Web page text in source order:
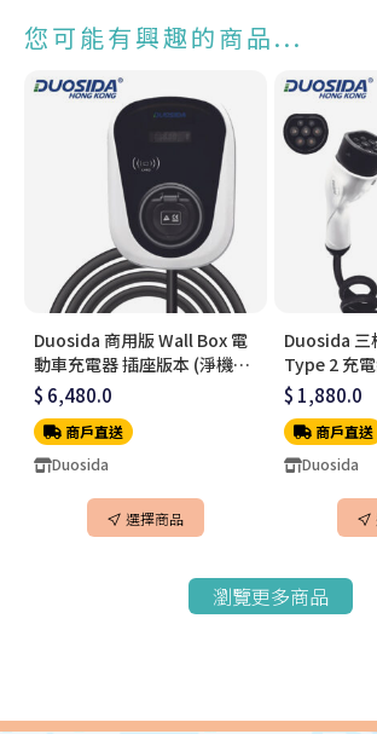
您可能有興趣的商品...
Duosida 商用版 Wall Box 電
動車充電器 插座版本 (淨機價
不連安裝)
$ 6,480.0
商戶直送
Duosida
選擇商品
Duosida 三
Type 2 充
$ 1,880.0
商戶直送
Duosida
瀏覽更多商品